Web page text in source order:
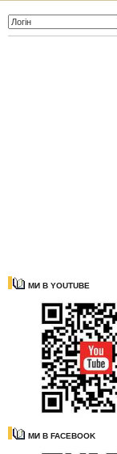
МИ В YOUTUBE
МИ В FACEBOOK